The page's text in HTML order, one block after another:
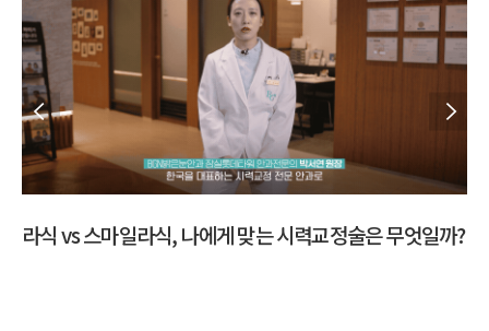
다초점 수술 고민된다면? 백내장 수술 방법 총정리